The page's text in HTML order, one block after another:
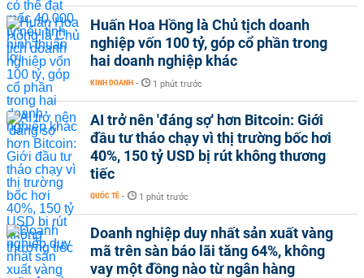
Huấn Hoa Hồng là Chủ tịch doanh
nghiệp vốn 100 tỷ, góp cổ phần trong
hai doanh nghiệp khác
KINH DOANH - 1 phút trước
AI trở nên 'đáng sợ' hơn Bitcoin: Giới
đầu tư tháo chạy vì thị trường bốc hơi
40%, 150 tỷ USD bị rút không thương
tiếc
QUỐC TẾ - 1 phút trước
Doanh nghiệp duy nhất sản xuất vàng
mã trên sàn báo lãi tăng 64%, không
vay một đồng nào từ ngân hàng